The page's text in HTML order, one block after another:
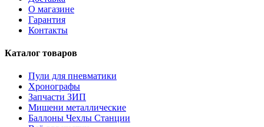
О магазине
Гарантия
Контакты
Каталог товаров
Пули для пневматики
Хронографы
Запчасти ЗИП
Мишени металлические
Баллоны Чехлы Станции